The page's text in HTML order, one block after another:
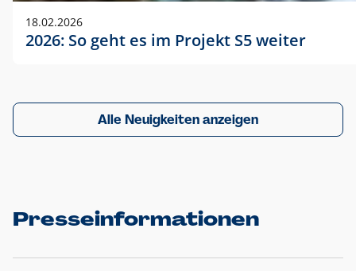
18.02.2026
2026: So geht es im Projekt S5 weiter
Alle Neuigkeiten anzeigen
Presseinformationen